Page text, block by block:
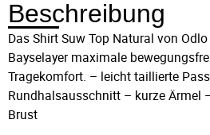
Beschreibung
Das Shirt Suw Top Natural von
Bayselayer maximale
Tragekomfort. – leicht taillierte
Rundhalsausschnitt – kurze Ärmel
Brust